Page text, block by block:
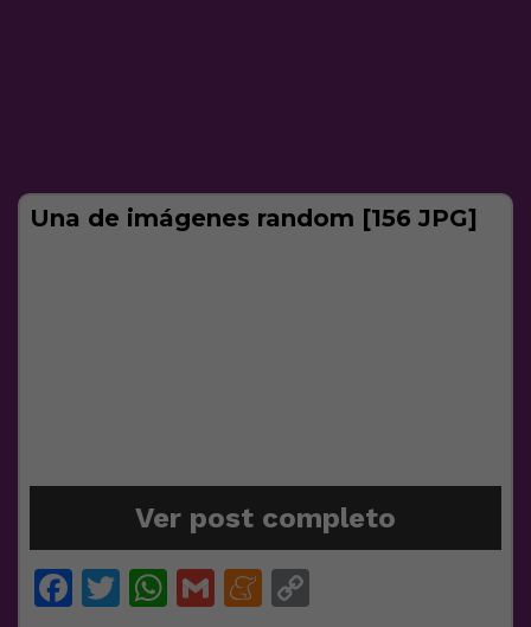
Una de imágenes random [156 JPG]
Ver post completo
Facebook
Twitter
WhatsApp
GmailMeneame